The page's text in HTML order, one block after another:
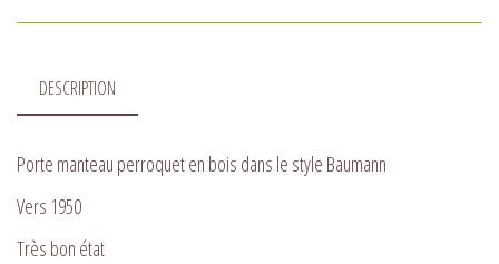
DESCRIPTION
Porte manteau perroquet en bois dans le style Baumann
Vers 1950
Très bon état